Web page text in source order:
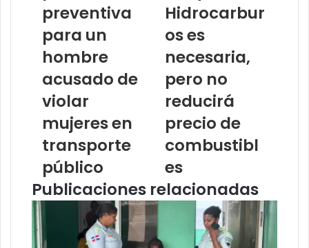
preventiva
para un
hombre
acusado de
violar
mujeres en
transporte
público
Hidrocarbur
os es
necesaria,
pero no
reducirá
precio de
combustibl
es
Publicaciones relacionadas